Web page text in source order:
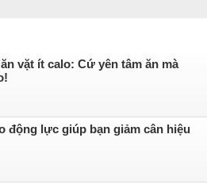
vặt ít calo: Cứ yên tâm ăn mà
động lực giúp bạn giảm cân hiệu